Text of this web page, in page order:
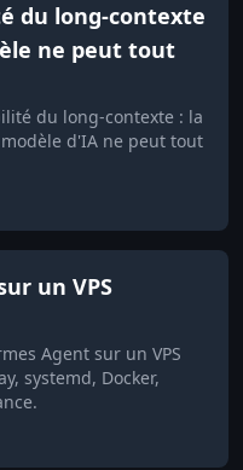
du long-contexte
ne peut tout
du long-contexte : la
d'IA ne peut tout
un VPS
Agent sur un VPS
systemd, Docker,